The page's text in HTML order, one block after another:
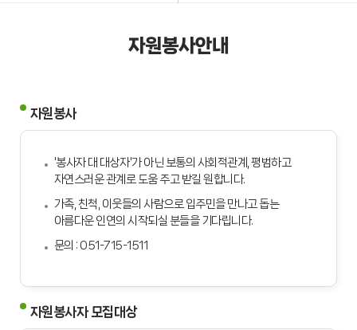
자원봉사안내
자원봉사
'봉사자 대 대상자'가 아닌 보통의 사회적관계, 평범하고
자연스러운 관계로 도움 주고 받길 원합니다.
가족, 친척, 이웃들의 사람으로 입주민을 만나고 돕는
아름다운 인연의 시작되실 분들을 기다립니다.
문의 : 051-715-1511
자원봉사자 모집대상